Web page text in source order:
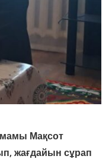
Мақсот
жағдайын сұрап